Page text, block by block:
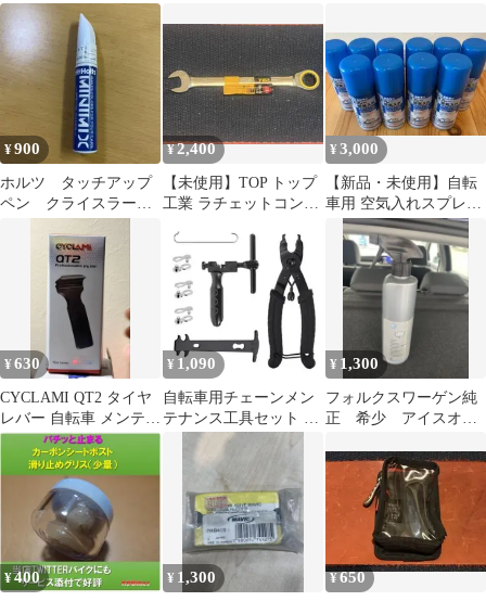
イヤ交換
¥900
ホルツ タッチアップ
ペン クライスラー
¥2,400
【未使用】TOP トップ
工業 ラチェットコンビ
¥3,000
【新品・未使用】自転
車用 空気入れスプレー
65ml 10本セット
¥630
CYCLAMI QT2 タイヤ
レバー 自転車 メンテナ
ンス
¥ 1,090
自転車用チェーンメン
テナンス工具セット 着
脱プライヤー カッタ
ー;M8857;
¥ 1,300
フォルクスワーゲン純
正 希少 アイスオ
¥400 ¥ 1,300 ¥650